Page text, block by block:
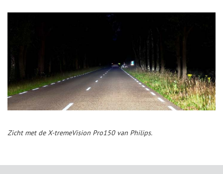
Zicht met de X-tremeVision Pro150 van Philips.